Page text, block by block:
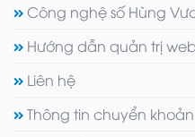
Công nghệ số Hùng
Hướng dẫn quản trị
Liên hệ
Thông tin chuyển khoản